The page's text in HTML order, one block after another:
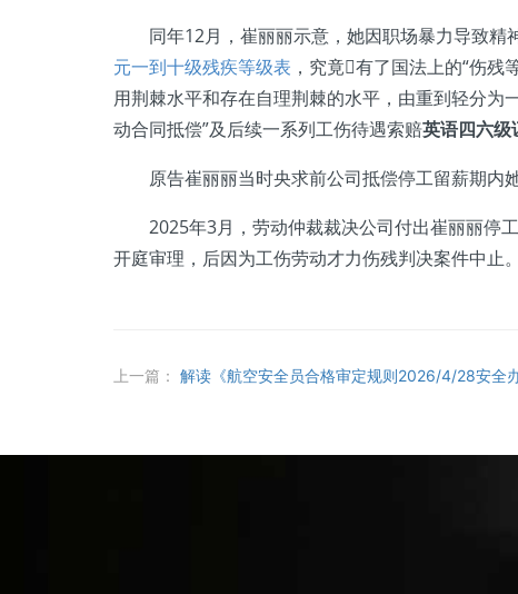
同年12月，崔丽丽示意，她因职场暴力导致精
元一到十级残疾等级表 ，究竟有了国法上的“伤
用荆棘水平和存在自理荆棘的水平，由重到轻分为
动合同抵偿”及后续一系列工伤待遇索赔英语四六级
原告崔丽丽当时央求前公司抵偿停工留薪期内她
2025年3月，劳动仲裁裁决公司付出崔丽丽停工
开庭审理，后因为工伤劳动才力伤残判决案件中止。
上一篇： 解读《航空安全员合格审定规则2026/4/28安全